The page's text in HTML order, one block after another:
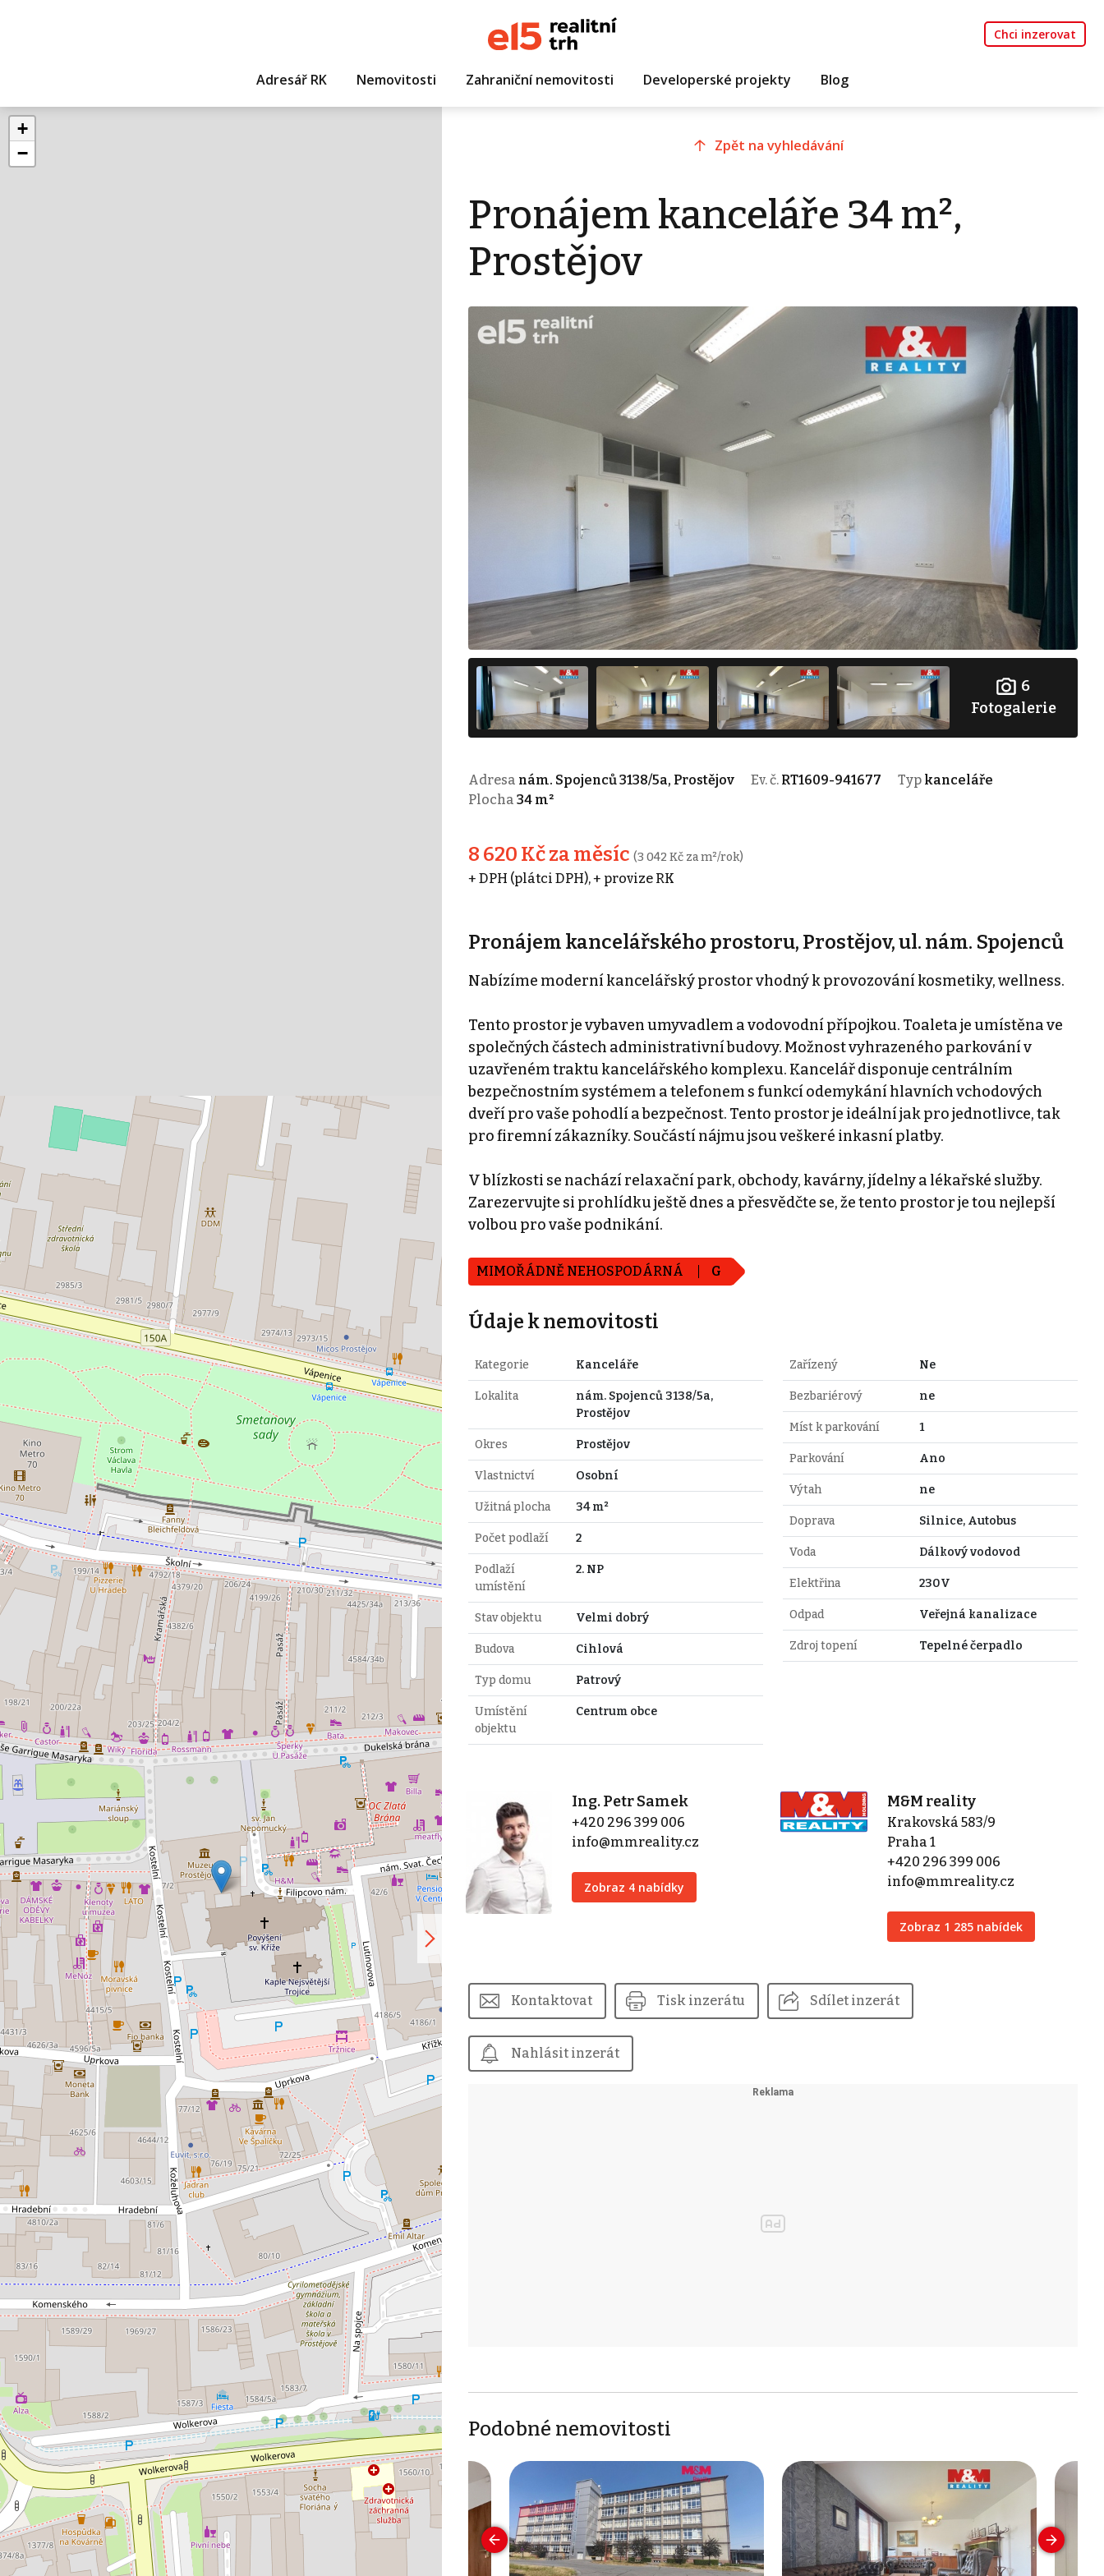
Chci inzerovat
Adresář RK Nemovitosti Zahraniční nemovitosti Developerské projekty Blog
+
−
Zpět na vyhledávání
Pronájem kanceláře 34 m²,
Prostějov
6
Fotogalerie
Adresa nám. Spojenců 3138/5a, Prostějov Ev. č. RT1609-941677 Typ kanceláře
Plocha 34 m²
8 620 Kč za měsíc (3 042 Kč za m²/rok)
+ DPH (plátci DPH), + provize RK
Pronájem kancelářského prostoru, Prostějov, ul. nám. Spojenců
Nabízíme moderní kancelářský prostor vhodný k provozování kosmetiky, wellness.
Tento prostor je vybaven umyvadlem a vodovodní přípojkou. Toaleta je umístěna ve
společných částech administrativní budovy. Možnost vyhrazeného parkování v
uzavřeném traktu kancelářského komplexu. Kancelář disponuje centrálním
bezpečnostním systémem a telefonem s funkcí odemykání hlavních vchodových
dveří pro vaše pohodlí a bezpečnost. Tento prostor je ideální jak pro jednotlivce, tak
pro firemní zákazníky. Součástí nájmu jsou veškeré inkasní platby.
V blízkosti se nachází relaxační park, obchody, kavárny, jídelny a lékařské služby.
Zarezervujte si prohlídku ještě dnes a přesvědčte se, že tento prostor je tou nejlepší
volbou pro vaše podnikání.
MIMOŘÁDNĚ NEHOSPODÁRNÁ G
Údaje k nemovitosti
Kategorie Kanceláře
Lokalita
nám. Spojenců 3138/5a,
Prostějov
Okres Prostějov
Vlastnictví Osobní
Užitná plocha 34 m²
Počet podlaží 2
Podlaží
umístění
2. NP
Stav objektu Velmi dobrý
Budova Cihlová
Typ domu Patrový
Umístění
objektu
Centrum obce
Zařízený Ne
Bezbariérový ne
Míst k parkování 1
Parkování Ano
Výtah ne
Doprava Silnice, Autobus
Voda Dálkový vodovod
Elektřina 230V
Odpad Veřejná kanalizace
Zdroj topení Tepelné čerpadlo
Ing. Petr Samek
+420 296 399 006
info@mmreality.cz
Zobraz 4 nabídky
M&M reality
Krakovská 583/9
Praha 1
+420 296 399 006
info@mmreality.cz
Zobraz 1 285 nabídek
Kontaktovat Tisk inzerátu Sdílet inzerát
Nahlásit inzerát
Podobné nemovitosti